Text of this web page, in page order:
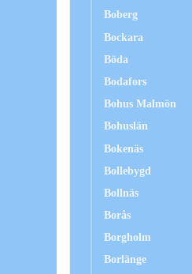
Boberg
Bockara
Böda
Bodafors
Bohus Malmön
Bohuslän
Bokenäs
Bollebygd
Bollnäs
Borås
Borgholm
Borlänge